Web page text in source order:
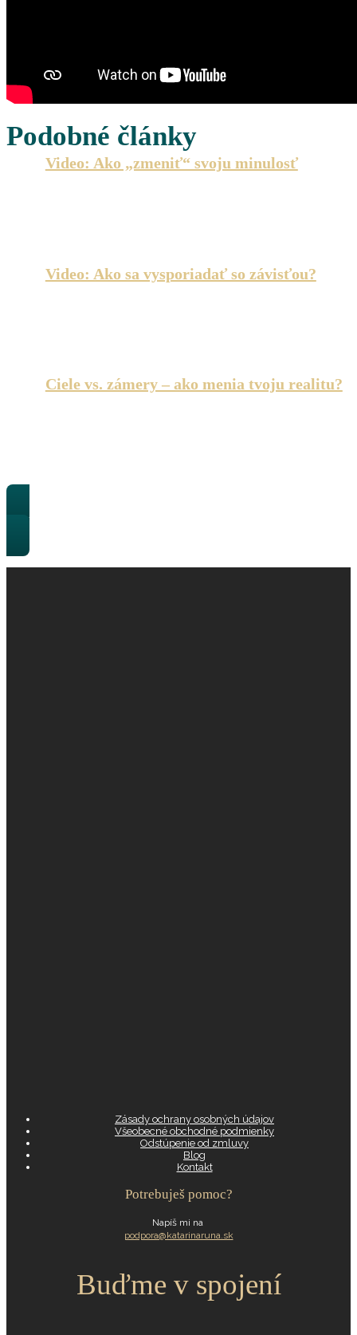
Všetky články
Podobné články
Video: Ako „zmeniť“ svoju minulosť
Video: Ako sa vysporiadať so závisťou?
Ciele vs. zámery – ako menia tvoju realitu?
Zásady ochrany osobných údajov
Všeobecné obchodné podmienky
Odstúpenie od zmluvy
Blog
Kontakt
Potrebuješ pomoc?
Napíš mi na
podpora@katarinaruna.sk
Buďme v spojení